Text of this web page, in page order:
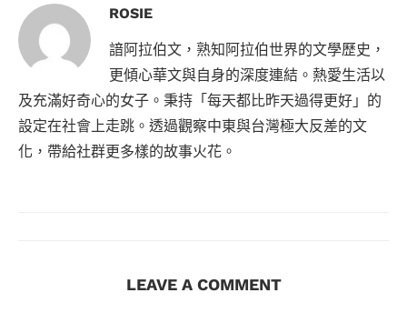
ROSIE
諳阿拉伯文，熟知阿拉伯世界的文學歷史，
更傾心華文與自身的深度連結。熱愛生活以
及充滿好奇心的女子。秉持「每天都比昨天過得更好」的
設定在社會上走跳。透過觀察中東與台灣極大反差的文
化，帶給社群更多樣的故事火花。
LEAVE A COMMENT